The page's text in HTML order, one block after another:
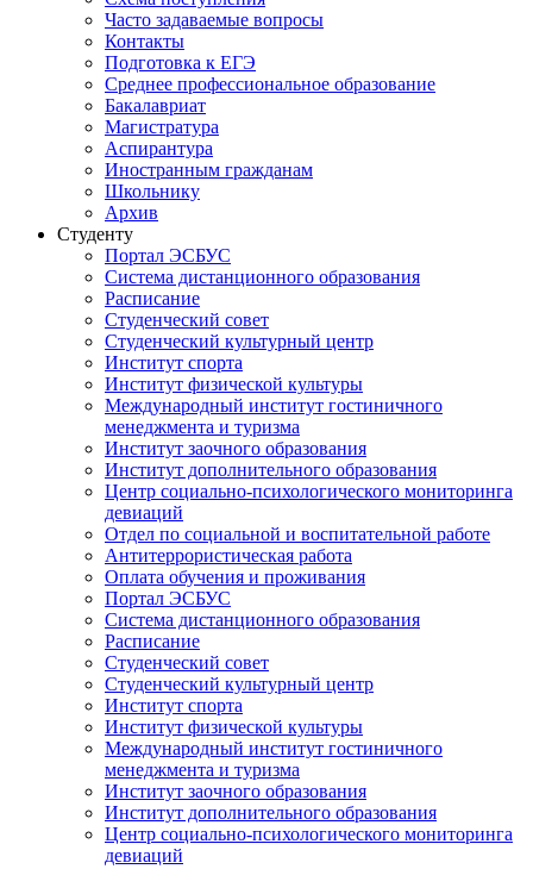
Часто задаваемые вопросы
Контакты
Подготовка к ЕГЭ
Среднее профессиональное образование
Бакалавриат
Магистратура
Аспирантура
Иностранным гражданам
Школьнику
Архив
Студенту
Портал ЭСБУС
Система дистанционного образования
Расписание
Студенческий совет
Студенческий культурный центр
Институт спорта
Институт физической культуры
Международный институт гостиничного
менеджмента и туризма
Институт заочного образования
Институт дополнительного образования
Центр социально-психологического мониторинга
девиаций
Отдел по социальной и воспитательной работе
Антитеррористическая работа
Оплата обучения и проживания
Портал ЭСБУС
Система дистанционного образования
Расписание
Студенческий совет
Студенческий культурный центр
Институт спорта
Институт физической культуры
Международный институт гостиничного
менеджмента и туризма
Институт заочного образования
Институт дополнительного образования
Центр социально-психологического мониторинга
девиаций